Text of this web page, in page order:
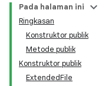
Pada halaman ini
Ringkasan
Konstruktor publik
Metode publik
Konstruktor publik
ExtendedFile